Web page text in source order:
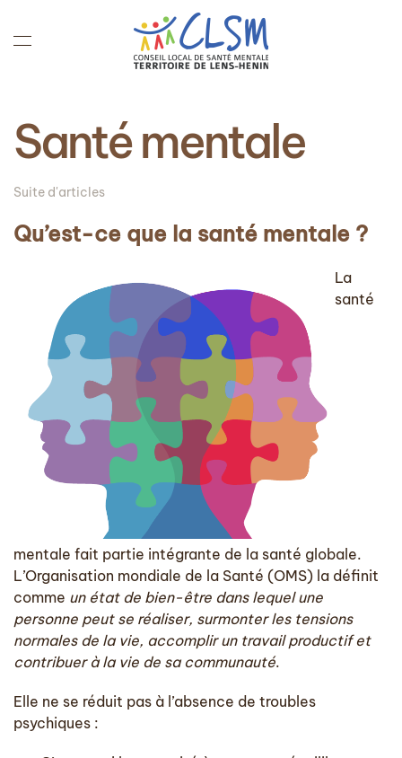
Accéder au contenu principal
Santé mentale
Suite d'articles
Qu’est-ce que la santé mentale ?
La
santé
mentale fait partie intégrante de la santé globale.
L’Organisation mondiale de la Santé (OMS) la définit
comme un état de bien-être dans lequel une
personne peut se réaliser, surmonter les tensions
normales de la vie, accomplir un travail productif et
contribuer à la vie de sa communauté.
Elle ne se réduit pas à l’absence de troubles
psychiques :